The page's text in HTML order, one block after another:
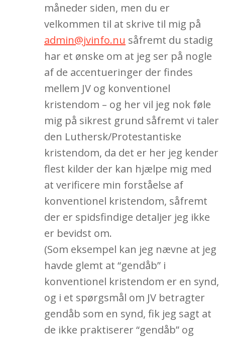
måneder siden, men du er
velkommen til at skrive til mig på
admin@jvinfo.nu såfremt du stadig
har et ønske om at jeg ser på nogle
af de accentueringer der findes
mellem JV og konventionel
kristendom – og her vil jeg nok føle
mig på sikrest grund såfremt vi taler
den Luthersk/Protestantiske
kristendom, da det er her jeg kender
flest kilder der kan hjælpe mig med
at verificere min forståelse af
konventionel kristendom, såfremt
der er spidsfindige detaljer jeg ikke
er bevidst om.
(Som eksempel kan jeg nævne at jeg
havde glemt at “gendåb” i
konventionel kristendom er en synd,
og i et spørgsmål om JV betragter
gendåb som en synd, fik jeg sagt at
de ikke praktiserer “gendåb” og